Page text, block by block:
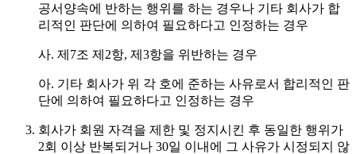
공서양속에 반하는 행위를 하는 경우나 기타 회사가 합
리적인 판단에 의하여 필요하다고 인정하는 경우
사. 제7조 제2항, 제3항을 위반하는 경우
아. 기타 회사가 위 각 호에 준하는 사유로서 합리적인 판
단에 의하여 필요하다고 인정하는 경우
회사가 회원 자격을 제한 및 정지시킨 후 동일한 행위가
2회 이상 반복되거나 30일 이내에 그 사유가 시정되지 않